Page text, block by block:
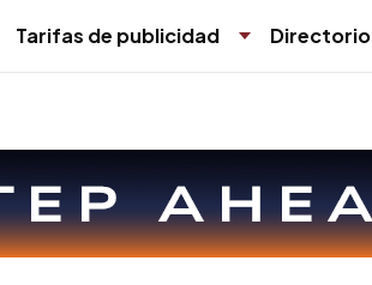
Tarifas de publicidad Directorio